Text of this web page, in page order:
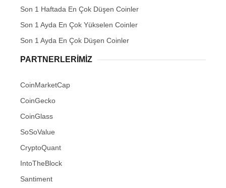
Son 1 Haftada En Çok Düşen Coinler
Son 1 Ayda En Çok Yükselen Coinler
Son 1 Ayda En Çok Düşen Coinler
PARTNERLERIMIZ
CoinMarketCap
CoinGecko
CoinGlass
SoSoValue
CryptoQuant
IntoTheBlock
Santiment